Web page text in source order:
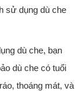
sử dụng dù che
dù che, bạn
dù che có tuổi
thoáng mát, và